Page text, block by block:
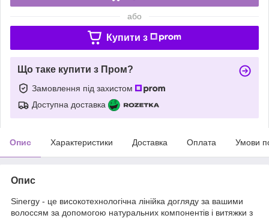
або
Купити з
Що таке купити з Пром?
Замовлення під захистом
Доступна доставка
Опис Характеристики Доставка Оплата Умови
Опис
Sinergy - це високотехнологічна лінійка догляду за вашими
волоссям за допомогою натуральних компонентів і витяжки з